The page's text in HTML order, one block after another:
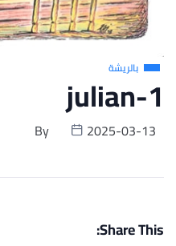
بالريشة
julian-1
By 2025-03-13
Share This: